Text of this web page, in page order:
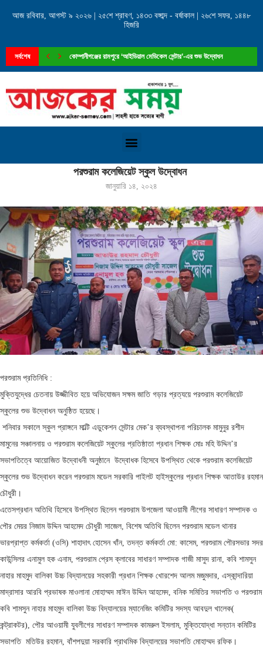
আজ রবিবার, আগস্ট ৯ ২০২৬ | ২৫শে শ্রাবণ, ১৪৩৩ বঙ্গাব্দ - বর্ষাকাল | ২৬শে সফর, ১৪৪৮
হিজরি
সর্বশেষ কোম্পানীগঞ্জের রামপুরে ‘আইডিয়াল মেডিকেল সেন্টার’-এর শুভ উদ্বোধন
পরশুরাম কলেজিয়েট স্কুল উদ্বোধন
জানুয়ারি ১৪, ২০২৪
পরশুরাম প্রতিনিধি :
মুক্তিযুদ্ধের চেতনায় উজ্জীবিত হয়ে অভিযোজন সক্ষম জাতি গড়ার প্রত্যয়ে পরশুরাম কলেজিয়েট
স্কুলের শুভ উদ্বোধন অনুষ্ঠিত হয়েছে।
শনিবার সকালে স্কুল প্রাঙ্গনে মাল্টি এডুকেশন সেন্টার মেক’র ব্যবস্থাপনা পরিচালক মামুনুর রশীদ
মামুনের সঞ্চালনায় ও পরশুরাম কলেজিয়েট স্কুলের প্রতিষ্ঠাতা প্রধান শিক্ষক মোঃ মহি উদ্দিন’র
সভাপতিত্বে আয়োজিত উদ্বোধনী অনুষ্ঠানে উদ্বোধক হিসেবে উপস্থিত থেকে পরশুরাম কলেজিয়েট
স্কুলের শুভ উদ্বোধন করেন পরশুরাম মডেল সরকারি পাইলট হাইস্কুলের প্রধান শিক্ষক আতাউর রহমান
চৌধুরী।
এতেসপ্রধান অতিথি হিসেবে উপস্থিত ছিলেন পরশুরাম উপজেলা আওয়ামী লীগের সাধারণ সম্পাদক ও
পৌর মেয়র নিজাম উদ্দিন আহমেদ চৌধুরী সাজেল, বিশেষ অতিথি ছিলেন পরশুরাম মডেল থানার
ভারপ্রাপ্ত কর্মকর্তা (ওসি) শাহাদাৎ হোসেন খাঁন, তদন্ত কর্মকর্তা মো: কাসেম, পরশুরাম পৌরসভার সদর
কাউন্সিলর এনামুল হক এনাম, পরশুরাম প্রেস ক্লাবের সাধারণ সম্পাদক গাজী মাসুদ রানা, কবি শামসুন
নাহার মাহমুদ বালিকা উচ্চ বিদ্যালয়ের সহকারী প্রধান শিক্ষক খোরশেদ আলম মজুমদার, এস্কান্দারিয়া
মাদ্রাসার আরবি প্রভাষক মাওলানা মোহাম্মদ মাঈন উদ্দিন আহমেদ, বনিক সমিতির সভাপতি ও পরশুরাম
কবি শামসুন নাহার মাহমুদ বালিকা উচ্চ বিদ্যালয়ের ম্যানেজিং কমিটির সদস্য আবদুল খালেক(
কন্ট্রাকটর), পৌর আওয়ামী যুবলীগের সাধারণ সম্পাদক কামরুল ইসলাম, মুক্তিযোদ্ধা সন্তান কমিটির
সভাপতি মতিউর রহমান, বাঁশপদুয়া সরকারি প্রাথমিক বিদ্যালয়ের সভাপতি মোহাম্মদ রফিক।